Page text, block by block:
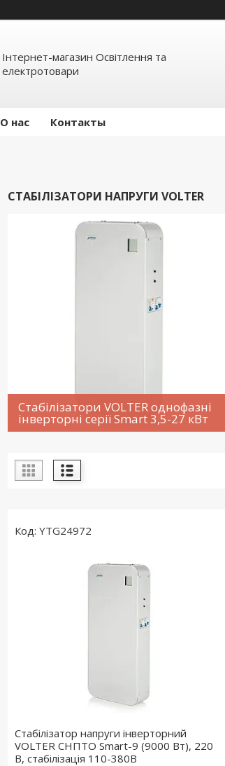
Інтернет-магазин Освітлення та
електротовари
О нас Контакты
СТАБІЛІЗАТОРИ НАПРУГИ VOLTER
Стабілізатори VOLTER однофазні
інверторні серії Smart 3,5-27 кВт
YTG24972
Стабілізатор напруги інверторний
VOLTER СНПТО Smart-9 (9000 Вт), 220
В, стабілізація 110-380В